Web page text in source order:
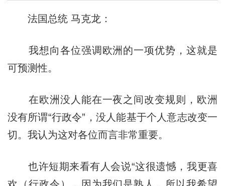
法国总统 马克龙：
我想向各位强调欧洲的一项优势，这就是
可预测性。
在欧洲没人能在一夜之间改变规则，欧洲
没有所谓“行政令”，没人能基于个人意志改变一
切。我认为这对各位而言非常重要。
也许短期来看有人会说“这很遗憾，我更喜
欢（行政令），因为我们是熟人，所以我希望